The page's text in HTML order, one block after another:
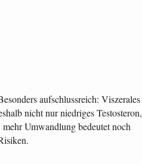
aufschlussreich: Viszerales
nicht nur niedriges Testosteron,
Umwandlung bedeutet noch